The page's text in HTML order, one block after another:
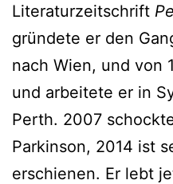
Literaturzeitschrift
gründete er den
nach Wien, und von
und arbeitete er in
Perth. 2007
Parkinson, 2014 ist
erschienen. Er lebt